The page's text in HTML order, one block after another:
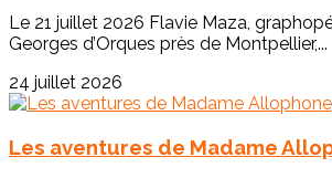
Le 21 juillet 2026 Flavie Maza,
Georges d’Orques près de Montpellier,...
24 juillet 2026
Les aventures de Madame